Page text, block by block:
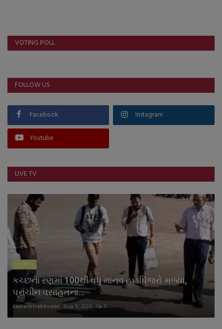
આંતરરાષ્ટ્રીય
રાષ્ટ્રીય
ગુજરાત
Support US
બજારના સમાચાર
નાણાંકીય સમાચાર
સ્થાનિક સમાચાર
સ્પોર્ટ્સ
રાશિફળ
VOTING POLL
FOLLOW US
Facebook Instagram
Youtube
LIVE TV
ગુજરાત
કચ્છના રણમાં 100થી વધુ માનવ હાડપિંજરો મળ્યા,
પ્રાચીન વસાહતના...
saurashtrabhoomi Aug 8, 2026 0